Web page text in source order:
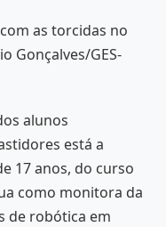
as torcidas no
Gonçalves/GES-
alunos
está a
17 anos, do curso
como monitora da
de robótica em